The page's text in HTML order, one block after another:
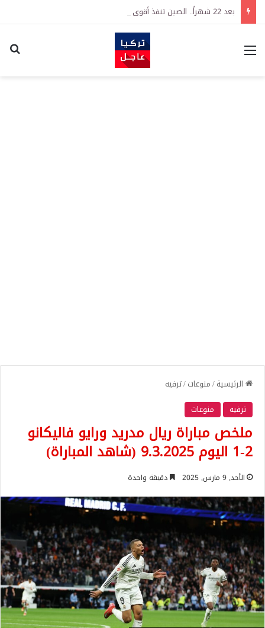
القائمة
الرئيسية/منوعات/ترفيه
ترفيه
منوعات
ملخص مباراة ريال مدريد ورايو فاليكانو
2-1 اليوم 9.3.2025 (شاهد المباراة)
الأحد, 9 مارس, 2025 دقيقة واحدة